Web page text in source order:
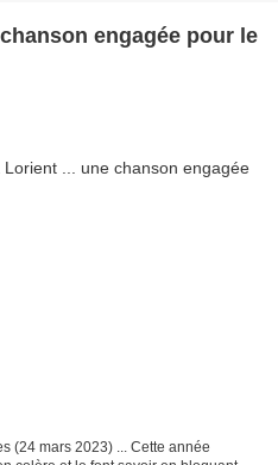
engagée pour le
(24 mars 2023) ... Cette année